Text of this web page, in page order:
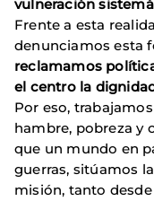
vulneración
Frente a esta
denunciamos esta
reclamamos
el centro la
Por eso,
hambre, pobreza y
que un mundo en
guerras, sitúamos
misión, tanto